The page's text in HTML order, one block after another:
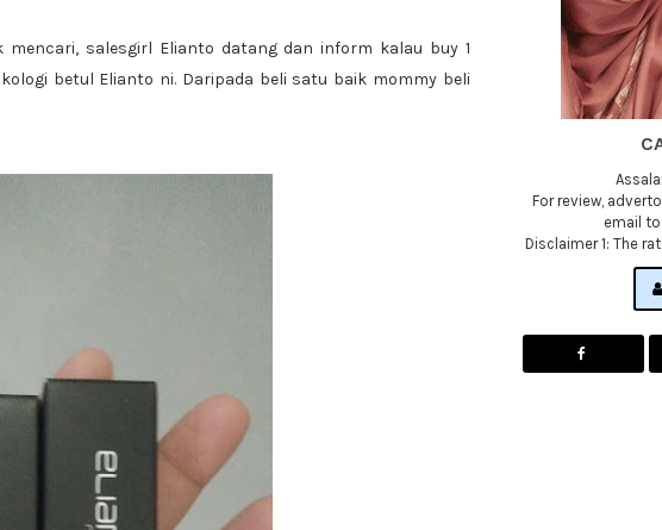
salesgirl Elianto datang dan inform kalau buy 1
betul Elianto ni. Daripada beli satu baik mommy beli
For review,
email
Disclaimer 1: The